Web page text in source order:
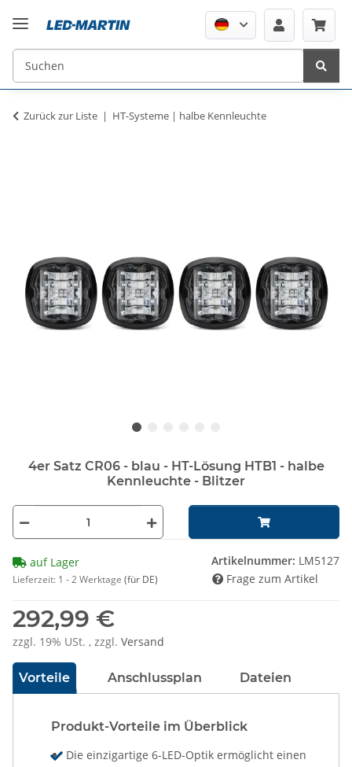
Zurück zur Liste HT-Systeme | halbe Kennleuchte
4er Satz CR06 - blau - HT-Lösung HTB1 - halbe
Kennleuchte - Blitzer
292,99 €
zzgl. 19% USt. , zzgl. Versand
Vorteile Anschlussplan Dateien
Produkt-Vorteile im Überblick
Die einzigartige 6-LED-Optik ermöglicht einen
auf Lager
Lieferzeit: 1 - 2 Werktage (für DE)
Artikelnummer: LM5127
Frage zum Artikel